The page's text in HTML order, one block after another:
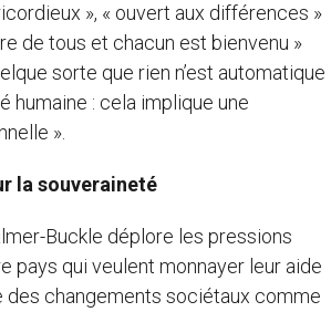
», « ouvert aux différences »
de tous et chacun est bienvenu »
sorte que rien n’est automatique
humaine : cela implique une
».
la souveraineté
Buckle déplore les pressions
pays qui veulent monnayer leur aide
des changements sociétaux comme